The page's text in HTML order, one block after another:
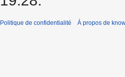
Politique de confidentialité À propos de